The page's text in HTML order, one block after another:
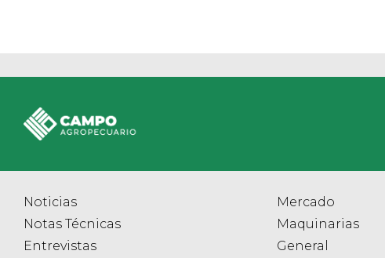
Noticias Mercado
Notas Técnicas
Maquinarias
Entrevistas
General